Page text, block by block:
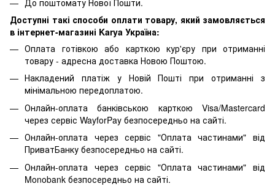
Доступні такі способи оплати товару, який замовляється
в інтернет-магазині Karya Україна:
Оплата готівкою або карткою кур'єру при отриманні
товару - адресна доставка Новою Поштою.
Накладений платіж у Новій Пошті при отриманні з
мінімальною передоплатою.
Онлайн-оплата банківською карткою Visa/Mastercard
через сервіс WayforPay безпосередньо на сайті.
Онлайн-оплата через сервіс "Оплата частинами" від
ПриватБанку безпосередньо на сайті.
Онлайн-оплата через сервіс "Оплата частинами" від
Monobank безпосередньо на сайті.